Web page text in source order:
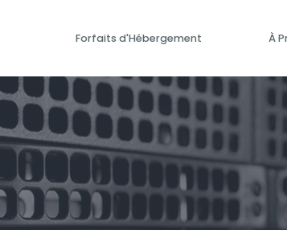
Forfaits d'Hébergement À